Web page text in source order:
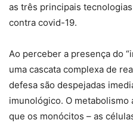
as três principais
contra covid-19.
Ao perceber a presença do
uma cascata complexa de
defesa são despejadas
imunológico. O
que os monócitos – as